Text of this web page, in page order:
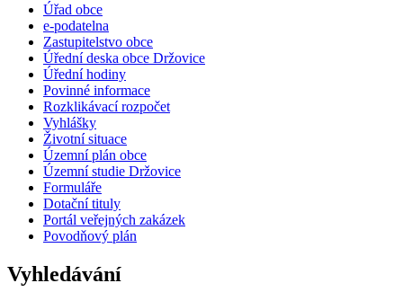
Úřad obce
e-podatelna
Zastupitelstvo obce
Úřední deska obce Držovice
Úřední hodiny
Povinné informace
Rozklikávací rozpočet
Vyhlášky
Životní situace
Územní plán obce
Územní studie Držovice
Formuláře
Dotační tituly
Portál veřejných zakázek
Povodňový plán
Vyhledávání